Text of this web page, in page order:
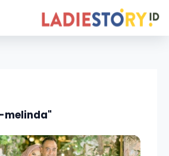
melinda"